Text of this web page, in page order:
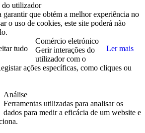
do utilizador
que obtém a melhor experiência no
o uso de cookies, este site poderá não
tudo Ler mais
Comércio eletrónico
Gerir interações do
utilizador com o
ações específicas, como cliques ou
Análise
Ferramentas utilizadas para analisar os
dados para medir a eficácia de um website e